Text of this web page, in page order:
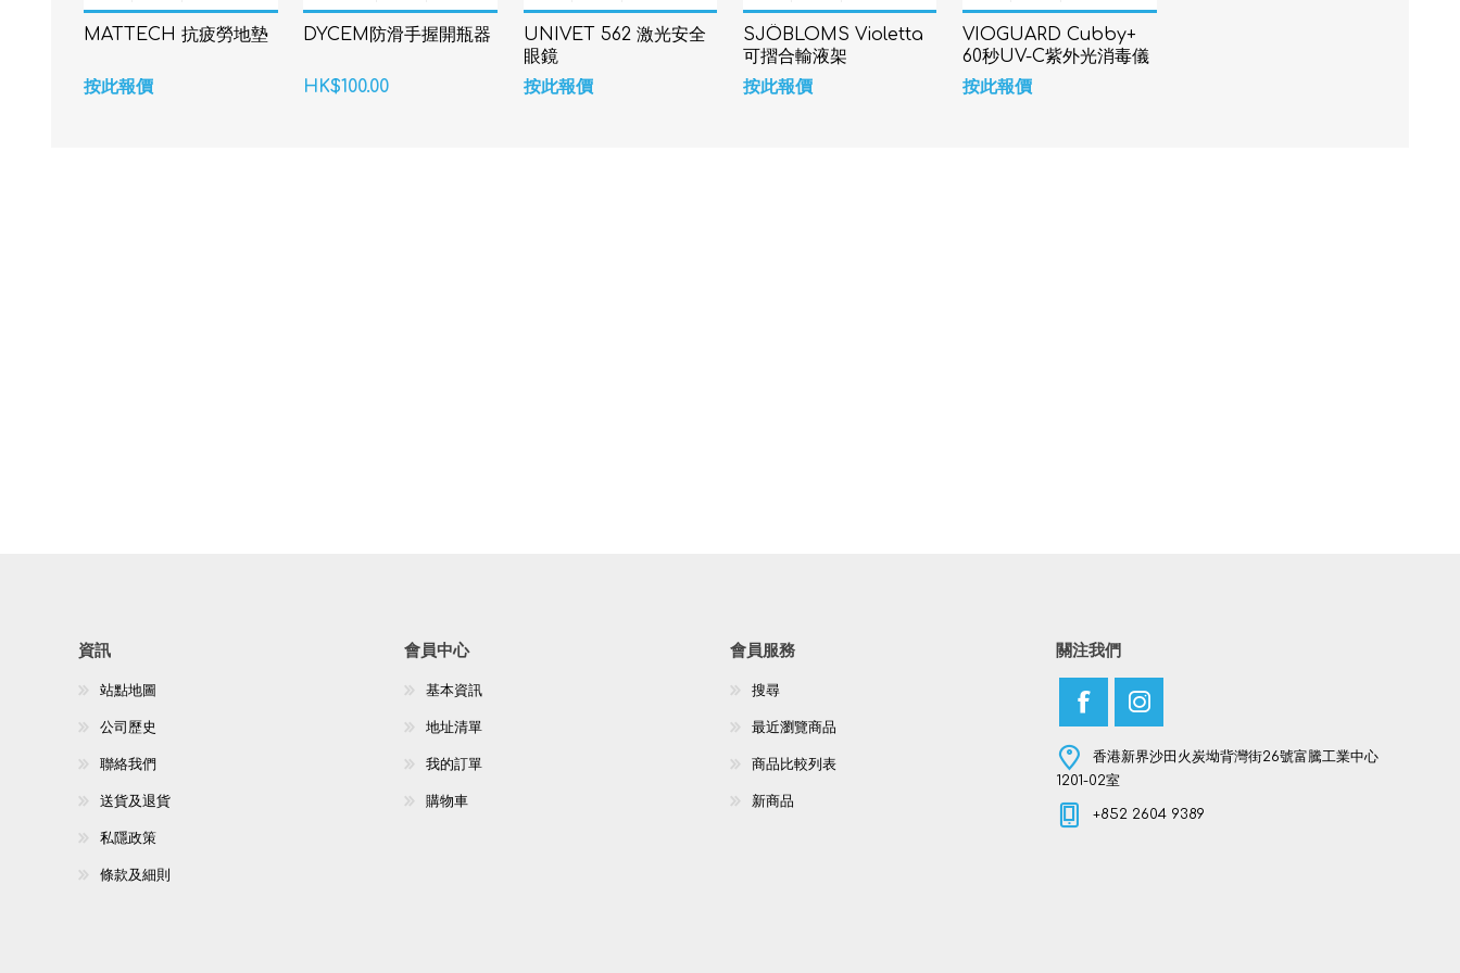
MATTECH 抗疲勞地墊
按此報價
DYCEM防滑手握開瓶器
HK$100.00
UNIVET 562 激光安全
眼鏡
按此報價
SJÖBLOMS Violetta
可摺合輸液架
按此報價
VIOGUARD Cubby+
60秒UV-C紫外光消毒儀
器
按此報價
資訊
站點地圖
公司歷史
聯絡我們
送貨及退貨
私隱政策
條款及細則
會員中心
基本資訊
地址清單
我的訂單
購物車
會員服務
搜尋
最近瀏覽商品
商品比較列表
新商品
關注我們
香港新界沙田火炭坳背灣街26號富騰工業中心
1201-02室
+852 2604 9389